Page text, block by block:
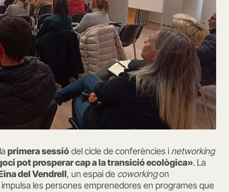
primera sessiódel cicle de conferències i networking
pot prosperar cap a la transició ecològica». La
del Vendrell, un espai de coworkingon
les persones emprenedores en programes que